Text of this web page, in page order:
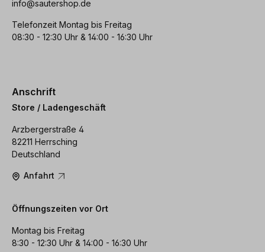
info@sautershop.de
Telefonzeit Montag bis Freitag
08:30 - 12:30 Uhr & 14:00 - 16:30 Uhr
Anschrift
Store / Ladengeschäft
Arzbergerstraße 4
82211 Herrsching
Deutschland
Anfahrt
Öffnungszeiten vor Ort
Montag bis Freitag
8:30 - 12:30 Uhr & 14:00 - 16:30 Uhr